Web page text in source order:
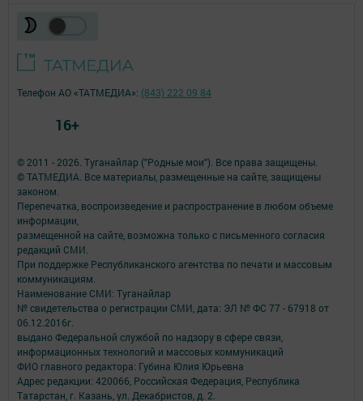
© 2011 - 2026. Туганайлар ("Родные мои"). Все права защищены.
© ТАТМЕДИА. Все материалы, размещенные на сайте, защищены
законом.
Перепечатка, воспроизведение и распространение в любом объеме
информации,
размещенной на сайте, возможна только с письменного согласия
редакций СМИ.
При поддержке Республиканского агентства по печати и массовым
коммуникациям.
Наименование СМИ: Туганайлар
№ свидетельства о регистрации СМИ, дата: ЭЛ № ФС 77 - 67918 от
06.12.2016г.
выдано Федеральной службой по надзору в сфере связи,
информационных технологий и массовых коммуникаций
ФИО главного редактора: Губина Юлия Юрьевна
Адрес редакции: 420066, Российская Федерация, Республика
Татарстан, г. Казань, ул. Декабристов, д. 2.
Телефон АО «ТАТМЕДИА»: (843) 222 09 84
16+